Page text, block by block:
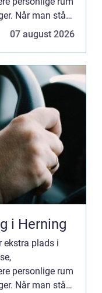
Når man står
07 august 2026
i Herning
ekstra plads i
personlige rum
Når man står